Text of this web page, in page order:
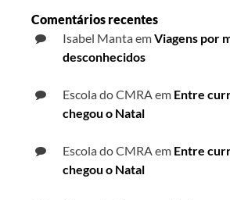
Comentários recentes
Isabel MantaemViagens por
desconhecidos
Escola do CMRA em Entre
chegou o Natal
Escola do CMRA em Entre
chegou o Natal